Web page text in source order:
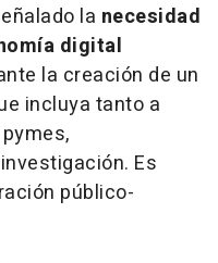
la necesidad
digital
la creación de un
incluya tanto a
Es
público-